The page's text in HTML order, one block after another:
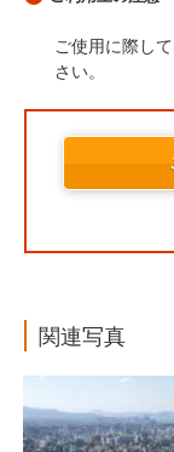
ご使用に際し
さい。
関連写真